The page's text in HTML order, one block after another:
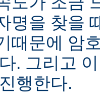
명을 찾을
때문에 암
. 그리고
행한다.